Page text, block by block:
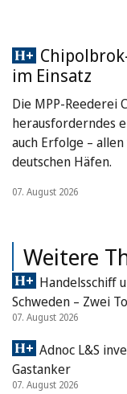
im Einsatz
Die MPP-Reederei
herausforderndes
auch Erfolge –
deutschen Häfen.
07. August 2026
Weitere
Handelsschiff
Schweden – Zwei
07. August 2026
Adnoc L&S
Gastanker
07. August 2026